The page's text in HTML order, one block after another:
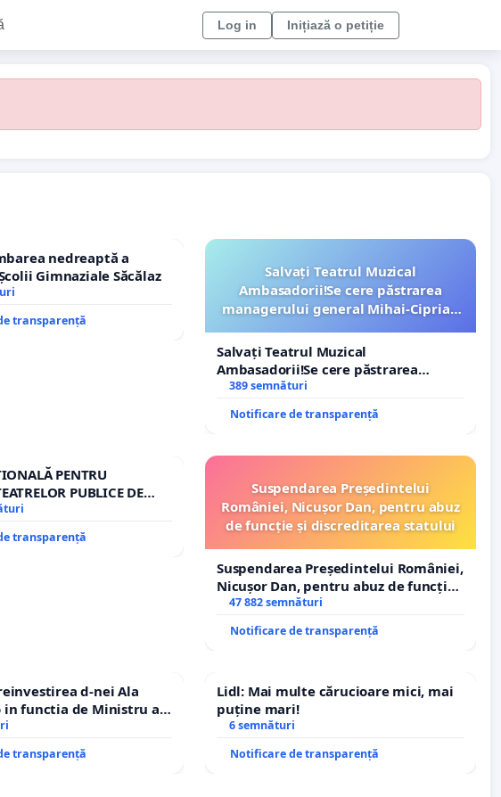
Log in Inițiază o petiție
nedreaptă a
Gimnaziale Săcălaz
transparență
Salvați Teatrul Muzical
Ambasadorii!Se cere păstrarea
managerului general Mihai-Ciprian
Salvați Teatrul Muzical
Ambasadorii!Se cere păstrarea
managerului general Mihai-Ciprian
ROGOJAN
389 semnături
Notificare de transparență
PENTRU
PUBLICE DE
DIN ROMÂNIA
transparență
Suspendarea Președintelui
României, Nicușor Dan, pentru abuz
de funcție și discreditarea statului
Suspendarea Președintelui României,
Nicușor Dan, pentru abuz de funcție
și discreditarea statului
47 882 semnături
Notificare de transparență
d-nei Ala
in functia de Ministru al
transparență
Lidl: Mai multe cărucioare mici, mai
puține mari!
6 semnături
Notificare de transparență